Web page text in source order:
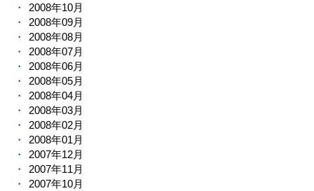
2008年10月
2008年09月
2008年08月
2008年07月
2008年06月
2008年05月
2008年04月
2008年03月
2008年02月
2008年01月
2007年12月
2007年11月
2007年10月